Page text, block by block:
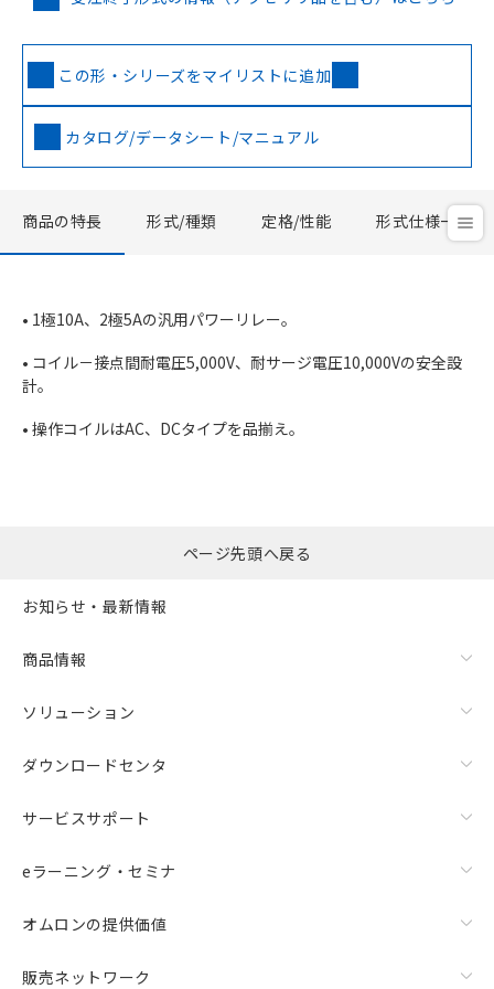
この形・シリーズをマイリストに追加
カタログ/データシート/マニュアル
商品の特長 形式/種類 定格/性能 形式仕様一覧
• 1極10A、2極5Aの汎用パワーリレー。
• コイル－接点間耐電圧5,000V、耐サージ電圧10,000Vの安全設
計。
• 操作コイルはAC、DCタイプを品揃え。
ページ先頭へ戻る
お知らせ・最新情報
商品情報
ソリューション
ダウンロードセンタ
サービスサポート
eラーニング・セミナ
オムロンの提供価値
販売ネットワーク